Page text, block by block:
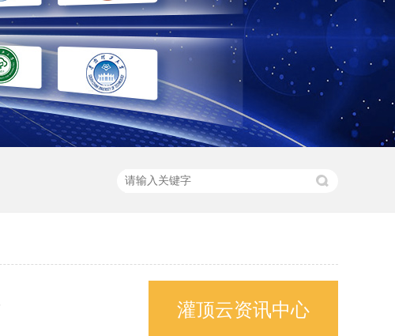
灌顶云资讯中心